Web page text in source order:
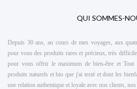
QUI SOMMES-
Depuis 30 ans, au cours de mes voyages, aux
pour vous des produits rares et précieux, très
pour vous offrir le maximum debien-être et
produits naturels et bio que j'ai testé et dont les
une relation authentique et loyale avec nos clients,